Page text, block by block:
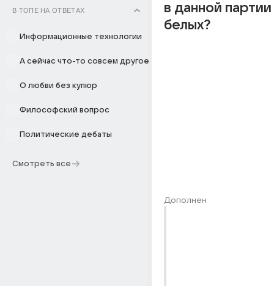
В ТОПЕ НА ОТВЕТАХ
Информационные технологии
А сейчас что-то совсем другое
О любви без купюр
Философский вопрос
Политические дебаты
Смотреть все
в данной партии
белых?
Дополнен